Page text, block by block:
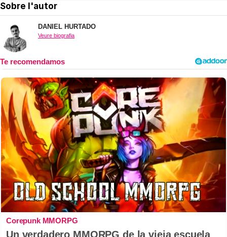
Sobre l'autor
DANIEL HURTADO
Veure biografia
Corepunk MMORPG
Un verdadero MMORPG de la vieja escuela